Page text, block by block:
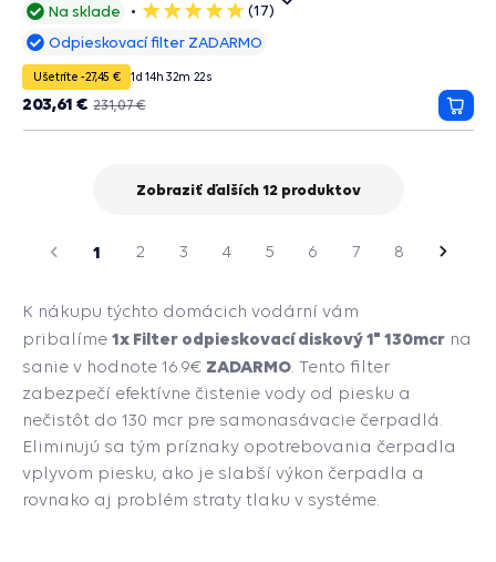
Na sklade
5
hviezdičiek
(17)
Odpieskovací filter ZADARMO
Ušetríte -27,45 € 1d 14h 32m 20s
231,07 €
203,61 €
do
Zobraziť ďalších 12 produktov
1 2 3 4 5 6 7 8
K nákupu týchto domácich vodární vám
pribalíme 1x Filter odpieskovací diskový 1" 130mcr na
sanie v hodnote 16.9€ ZADARMO . Tento filter
zabezpečí efektívne čistenie vody od piesku a
nečistôt do 130 mcr pre samonasávacie čerpadlá.
Eliminujú sa tým príznaky opotrebovania čerpadla
vplyvom piesku, ako je slabší výkon čerpadla a
rovnako aj problém straty tlaku v systéme.